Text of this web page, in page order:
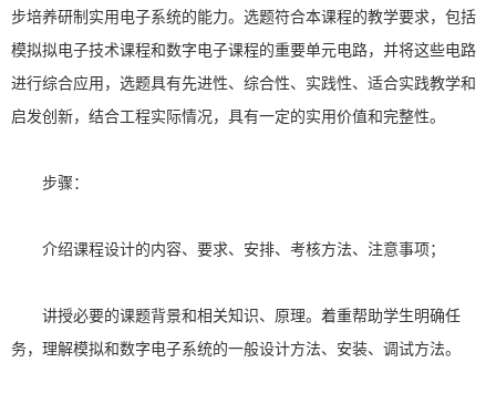
步培养研制实用电子系统的能力。选题符合本课程的教学要求，包括
模拟拟电子技术课程和数字电子课程的重要单元电路，并将这些电路
进行综合应用，选题具有先进性、综合性、实践性、适合实践教学和
启发创新，结合工程实际情况，具有一定的实用价值和完整性。
步骤：
介绍课程设计的内容、要求、安排、考核方法、注意事项；
讲授必要的课题背景和相关知识、原理。着重帮助学生明确任
务，理解模拟和数字电子系统的一般设计方法、安装、调试方法。